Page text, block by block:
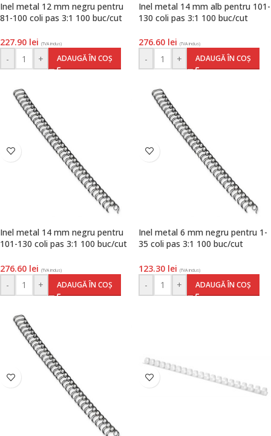
Inel metal 12 mm negru pentru
81-100 coli pas 3:1 100 buc/cut
227.90 lei (TVA inclus)
- + ADAUGĂ ÎN COȘ
Inel metal 14 mm alb pentru 101-
130 coli pas 3:1 100 buc/cut
276.60 lei (TVA inclus)
- + ADAUGĂ ÎN COȘ
Inel metal 14 mm negru pentru
101-130 coli pas 3:1 100 buc/cut
276.60 lei (TVA inclus)
- + ADAUGĂ ÎN COȘ
Inel metal 6 mm negru pentru 1-
35 coli pas 3:1 100 buc/cut
123.30 lei (TVA inclus)
- + ADAUGĂ ÎN COȘ